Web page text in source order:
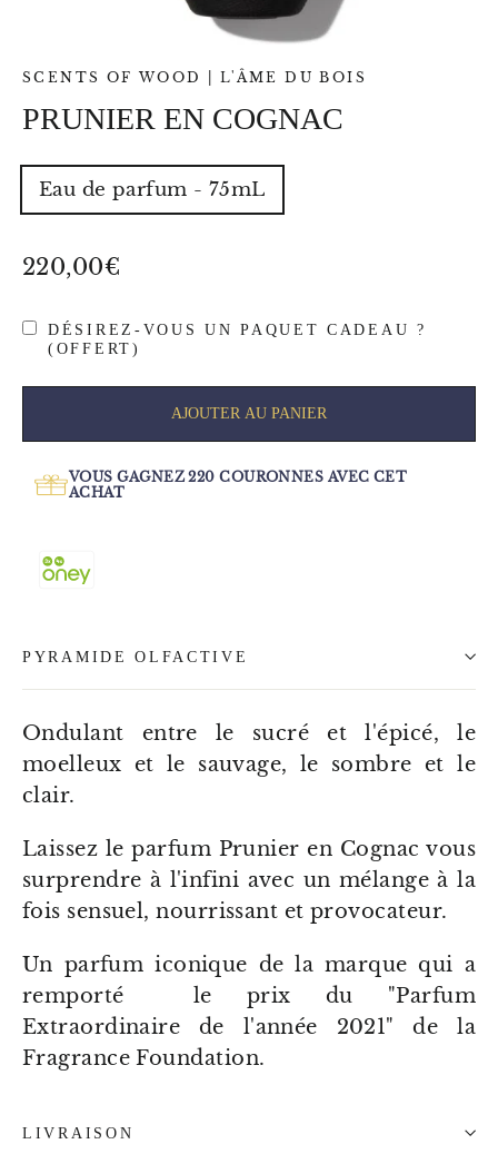
SCENTS OF WOOD | L'ÂME DU BOIS
PRUNIER EN COGNAC
VOLUME
Eau de parfum - 75mL
Prix
220,00€
DÉSIREZ-VOUS UN PAQUET CADEAU ?
(OFFERT)
AJOUTER AU PANIER
VOUS GAGNEZ220 COURONNES AVEC CET
ACHAT
PYRAMIDE OLFACTIVE
Ondulant entre le sucré et l'épicé, le
moelleux et le sauvage, le sombre et le
clair.
Laissez le parfum Prunier en Cognac vous
surprendre à l'infini avec un mélange à la
fois sensuel, nourrissant et provocateur.
Un parfum iconique de la marque qui a
remporté le prix du "Parfum
Extraordinaire de l'année 2021" de la
Fragrance Foundation.
LIVRAISON